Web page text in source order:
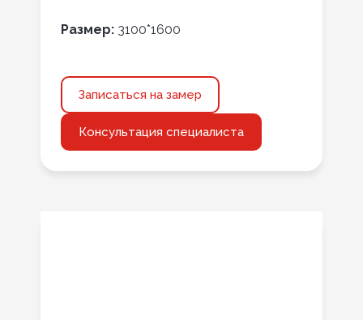
Размер: 3100*1600
Записаться на замер
Консультация специалиста